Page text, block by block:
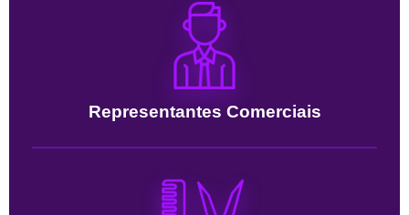
Representantes Comerciais